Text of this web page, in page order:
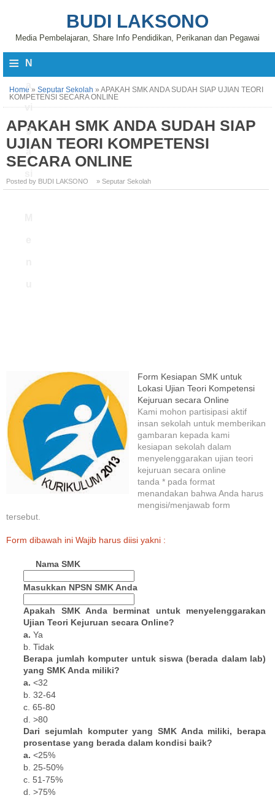
BUDI LAKSONO
Media Pembelajaran, Share Info Pendidikan, Perikanan dan Pegawai
≡ N
vi
g
a
Home » Seputar Sekolah » APAKAH SMK ANDA SUDAH SIAP UJIAN TEORI
KOMPETENSI SECARA ONLINE
APAKAH SMK ANDA SUDAH SIAP
UJIAN TEORI KOMPETENSI
SECARA ONLINE
Posted by BUDI LAKSONO » Seputar Sekolah
Form Kesiapan SMK untuk
Lokasi Ujian Teori Kompetensi
Kejuruan secara Online
Kami mohon partisipasi aktif
insan sekolah untuk memberikan
gambaran kepada kami
kesiapan sekolah dalam
menyelenggarakan ujian teori
kejuruan secara online
tanda * pada format
menandakan bahwa Anda harus
mengisi/menjawab form
tersebut.
Form dibawah ini Wajib harus diisi yakni :
Nama SMK
Masukkan NPSN SMK Anda
Apakah SMK Anda berminat untuk menyelenggarakan
Ujian Teori Kejuruan secara Online?
a.Ya
b. Tidak
Berapa jumlah komputer untuk siswa (berada dalam lab)
yang SMK Anda miliki?
a.<32
b. 32-64
c. 65-80
d. >80
Dari sejumlah komputer yang SMK Anda miliki, berapa
prosentase yang berada dalam kondisi baik?
a.<25%
b. 25-50%
c. 51-75%
d. >75%